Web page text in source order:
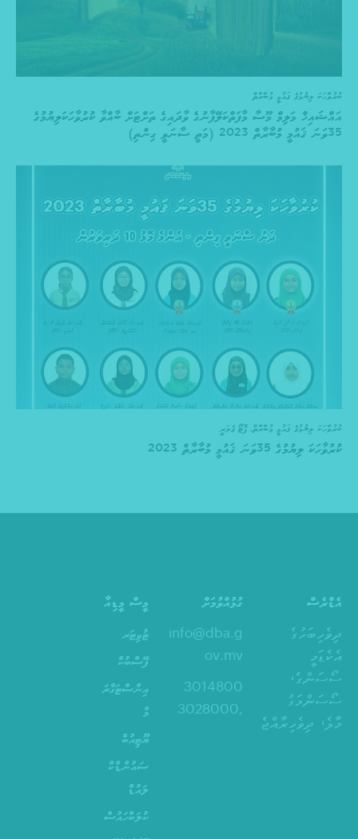
ކުރުވާހަކަ ލިޔުމުގެ ޤައުމީ މުބާރާތް
އައްޝައިޚް މަލިމް މޫސާ މާފަތްކަލޭފާނުގެ ވާދައިގެ ތަށްޓަށް ބާއްވާ ކުރުވާހަކަލިޔުމުގެ
35ވަނަ ޤައުމީ މުބާރާތް 2023 (މަތީ ސާނަވީ ގިންތި)
ކުރުވާހަކަ ލިޔުމުގެ ޤައުމީ މުބާރާތް,ފޮޓޯ ގެލަރީ
ކުރުވާހަކަ ލިޔުމުގެ 35ވަނަ ޤައުމީ މުބާރާތް 2023
އެޑްރެސް
ދިވެހިބަހުގެ
އެކެޑަމީ
ސޯސަންގެ،
ސޯސަންމަގު
މާލެ، ދިވެހިރާއްޖެ
ގުޅުއްވުމަށް
info@dba.g
ov.mv
3014800
,3028000
މީސް މީޑިއާ
ޓުވިޓަރ
ފޭސްބުކް
އިންސްޓަގްރަ
މް
ޔޫޓިއުބް
ސައުންޑްކް
ލައުޑް
ކުލަބްހައުސް